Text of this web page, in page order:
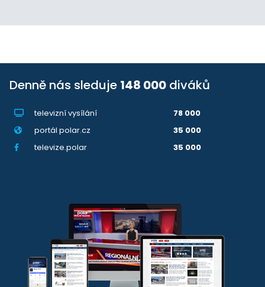
Denně nás sleduje 148 000 diváků
televizní vysílání
78 000
portál polar.cz
35 000
televize.polar
35 000